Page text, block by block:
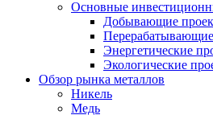
Основные
Добывающие
Энергетические
Экологические
Обзор рынка металлов
Никель
Медь